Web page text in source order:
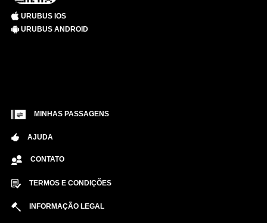
URUBUS IOS
URUBUS ANDROID
MINHAS PASSAGENS
AJUDA
CONTATO
TERMOS E CONDIÇÕES
INFORMAÇÃO LEGAL